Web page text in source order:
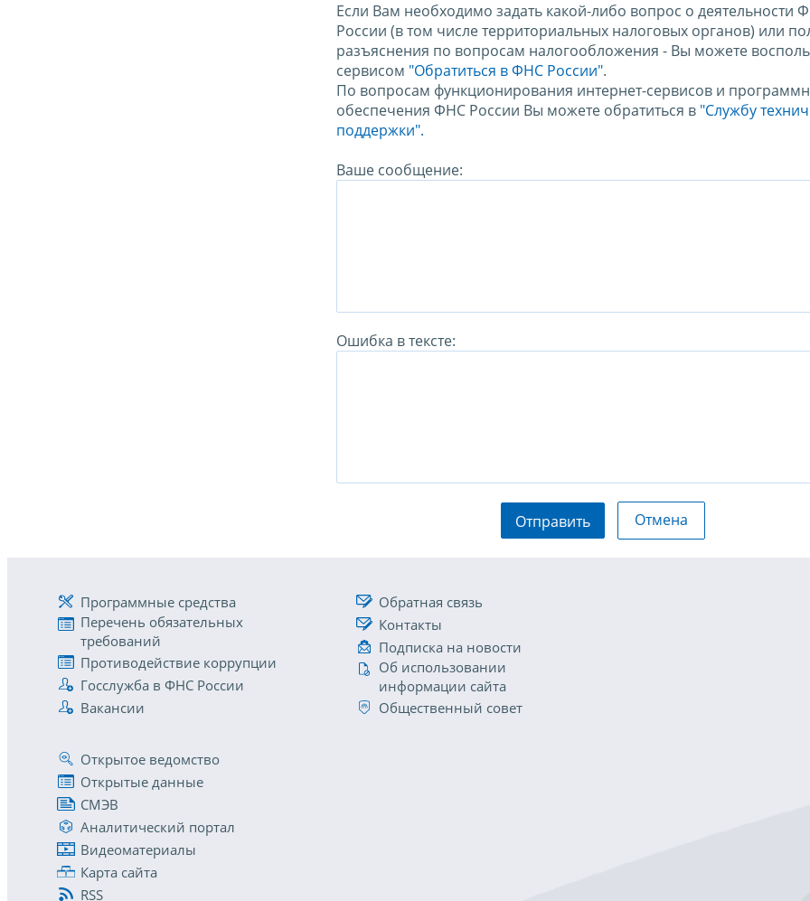
Если Вам необходимо задать какой-либо вопрос о деятельности
России (в том числе территориальных налоговых органов) или
разъяснения по вопросам налогообложения - Вы можете
сервисом "Обратиться в ФНС России".
По вопросам функционирования интернет-сервисов и
обеспечения ФНС России Вы можете обратиться в "Службу
поддержки".
Ваше сообщение:
Ошибка в тексте:
Отправить Отмена
Программные средства
Перечень обязательных
требований
Противодействие коррупции
Госслужба в ФНС России
Вакансии
Обратная связь
Контакты
Подписка на новости
Об использовании
информации сайта
Общественный совет
Открытое ведомство
Открытые данные
СМЭВ
Аналитический портал
Видеоматериалы
Карта сайта
RSS